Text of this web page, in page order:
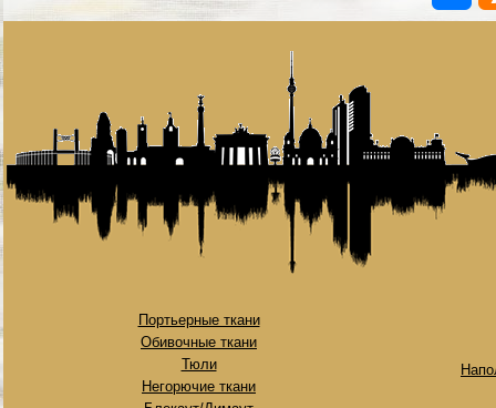
Портьерные ткани
Обивочные ткани
Тюли
Негорючие ткани